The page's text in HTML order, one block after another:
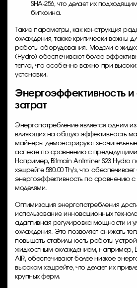
SHA-256, что делает их
биткоина.
Такие параметры, как конструкция
охлаждения, также критически важны
работы оборудования. Модели с
(Hydro) обеспечивают более
тепла, что особенно важно при
установки.
Энергоэффективность и
затрат
Энергопотребление является одним
влияющих на общую эффективность
майнеры демонстрируют
аспекте по сравнению с
Например, Bitmain Antminer S23 Hydro
хэшрейте 580.00 Th/s, что
энергоэффективность по сравнению
моделями.
Оптимизация энергопотребления
использование инновационных
адаптивная регулировка мощности и
охлаждения. Это позволяет снижать
повышать стабильность работы
жидкостным охлаждением, например,
AIR, обеспечивают более низкое
высоком хэшрейте, что делает их
крупных ферм.